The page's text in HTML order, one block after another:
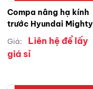
Compa nâng hạ kính
trước Hyundai Mighty
3T5 RH ( phải )
Giá:
Liên hệ để lấy
giá sỉ